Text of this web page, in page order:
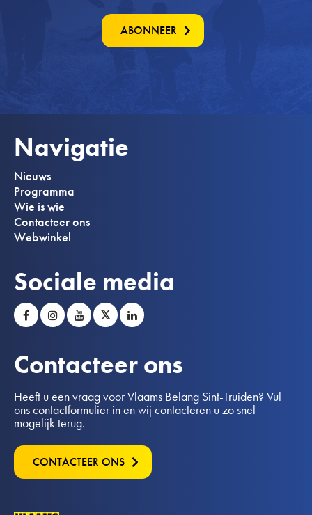
ABONNEER
Navigatie
Nieuws
Programma
Wie is wie
Contacteer ons
Webwinkel
Sociale media
𝕏
Contacteer ons
Heeft u een vraag voor Vlaams Belang Sint-Truiden? Vul
ons contactformulier in en wij contacteren u zo snel
mogelijk terug.
CONTACTEER ONS